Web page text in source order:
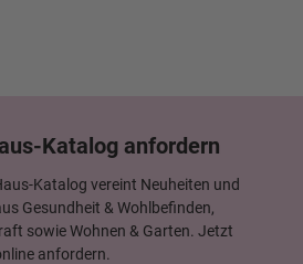
Katalog anfordern
Katalog vereint Neuheiten und
Gesundheit & Wohlbefinden,
sowie Wohnen & Garten. Jetzt
anfordern.